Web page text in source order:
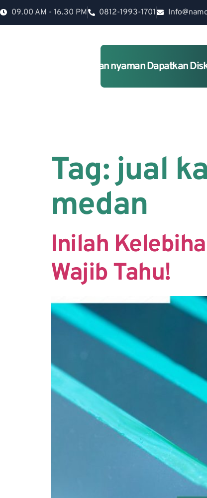
09.00 AM - 16.30 PM 0812-1993-1701
Rumah lebih Aman dan nyaman Dapatkan
Tag:jual
medan
Inilah
Wajib Tahu!